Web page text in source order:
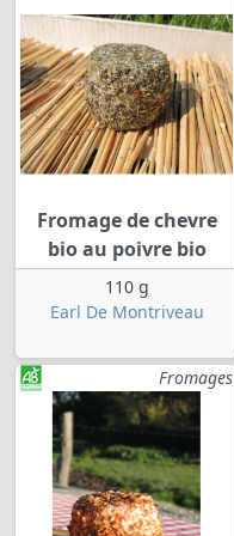
Fromage de chevre
bio au poivre bio
110 g
Earl De Montriveau
Fromages